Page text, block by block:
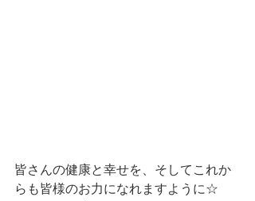
皆さんの健康と幸せを、そしてこれか
らも皆様のお力になれますように☆